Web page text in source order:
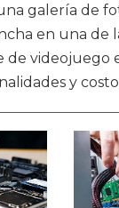
galería de
en una de
de videojuego
y